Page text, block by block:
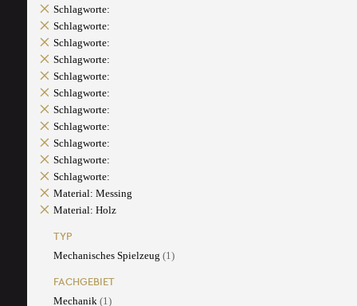
Schlagworte:
Schlagworte:
Schlagworte:
Schlagworte:
Schlagworte:
Schlagworte:
Schlagworte:
Schlagworte:
Schlagworte:
Schlagworte:
Schlagworte:
Material: Messing
Material: Holz
TYP
Mechanisches Spielzeug (1)
FACHGEBIET
Mechanik (1)